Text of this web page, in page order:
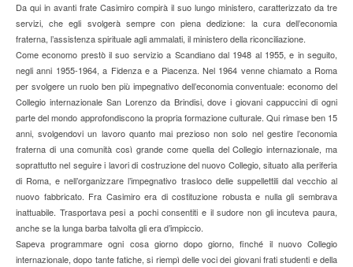
Da qui in avanti frate Casimiro compirà il suo lungo ministero, caratterizzato da tre
servizi, che egli svolgerà sempre con piena dedizione: la cura dell’economia
fraterna, l’assistenza spirituale agli ammalati, il ministero della riconciliazione.
Come economo prestò il suo servizio a Scandiano dal 1948 al 1955, e in seguito,
negli anni 1955-1964, a Fidenza e a Piacenza. Nel 1964 venne chiamato a Roma
per svolgere un ruolo ben più impegnativo dell’economia conventuale: economo del
Collegio internazionale San Lorenzo da Brindisi, dove i giovani cappuccini di ogni
parte del mondo approfondiscono la propria formazione culturale. Qui rimase ben 15
anni, svolgendovi un lavoro quanto mai prezioso non solo nel gestire l’economia
fraterna di una comunità così grande come quella del Collegio internazionale, ma
soprattutto nel seguire i lavori di costruzione del nuovo Collegio, situato alla periferia
di Roma, e nell’organizzare l’impegnativo trasloco delle suppellettili dal vecchio al
nuovo fabbricato. Fra Casimiro era di costituzione robusta e nulla gli sembrava
inattuabile. Trasportava pesi a pochi consentiti e il sudore non gli incuteva paura,
anche se la lunga barba talvolta gli era d’impiccio.
Sapeva programmare ogni cosa giorno dopo giorno, finché il nuovo Collegio
internazionale, dopo tante fatiche, si riempì delle voci dei giovani frati studenti e della